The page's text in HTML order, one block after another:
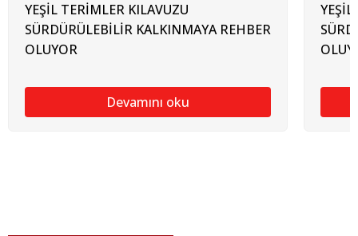
YEŞİL TERİMLER KILAVUZU
SÜRDÜRÜLEBİLİR KALKINMAYA REHBER
OLUYOR
Devamını oku